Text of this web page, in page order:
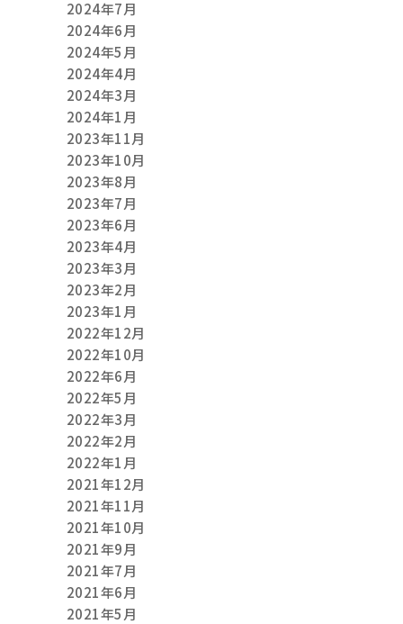
2024年7月
2024年6月
2024年5月
2024年4月
2024年3月
2024年1月
2023年11月
2023年10月
2023年8月
2023年7月
2023年6月
2023年4月
2023年3月
2023年2月
2023年1月
2022年12月
2022年10月
2022年6月
2022年5月
2022年3月
2022年2月
2022年1月
2021年12月
2021年11月
2021年10月
2021年9月
2021年7月
2021年6月
2021年5月